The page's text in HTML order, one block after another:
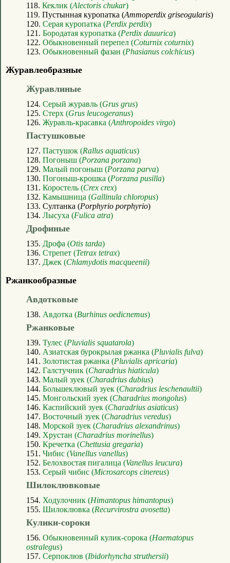
118. Кеклик (Alectoris chukar)
119. Пустынная куропатка (Ammoperdix griseogularis)
120. Серая куропатка (Perdix perdix)
121. Бородатая куропатка (Perdix dauurica)
122. Обыкновенный перепел (Coturnix coturnix)
123. Обыкновенный фазан (Phasianus colchicus)
Журавлеобразные
Журавлиные
124. Серый журавль (Grus grus)
125. Стерх (Grus leucogeranus)
126. Журавль-красавка (Anthropoides virgo)
Пастушковые
127. Пастушок (Rallus aquaticus)
128. Погоныш (Porzana porzana)
129. Малый погоныш (Porzana parva)
130. Погоныш-крошка (Porzana pusilla)
131. Коростель (Crex crex)
132. Камышница (Gallinula chloropus)
133. Султанка (Porphyrio porphyrio)
134. Лысуха (Fulica atra)
Дрофиные
135. Дрофа (Otis tarda)
136. Стрепет (Tetrax tetrax)
137. Джек (Chlamydotis macqueenii)
Ржанкообразные
Авдотковые
138. Авдотка (Burhinus oedicnemus)
Ржанковые
139. Тулес (Pluvialis squatarola)
140. Азиатская бурокрылая ржанка (Pluvialis fulva)
141. Золотистая ржанка (Pluvialis apricaria)
142. Галстучник (Charadrius hiaticula)
143. Малый зуек (Charadrius dubius)
144. Большеклювый зуек (Charadrius leschenaultii)
145. Монгольский зуек (Charadrius mongolus)
146. Каспийский зуек (Charadrius asiaticus)
147. Восточный зуек (Charadrius veredus)
148. Морской зуек (Charadrius alexandrinus)
149. Хрустан (Charadrius morinellus)
150. Кречетка (Chettusia gregaria)
151. Чибис (Vanellus vanellus)
152. Белохвостая пигалица (Vanellus leucura)
153. Серый чибис (Microsarcops cinereus)
Шилоклювковые
154. Ходулочник (Himantopus himantopus)
155. Шилоклювка (Recurvirostra avosetta)
Кулики-сороки
156. Обыкновенный кулик-сорока (Haematopus
ostralegus)
157. Серпоклюв (Ibidorhyncha struthersii)